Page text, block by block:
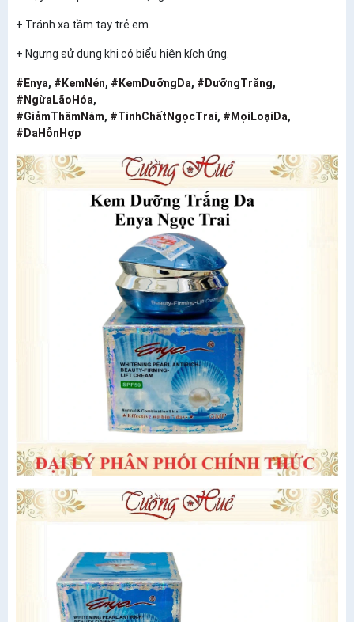
+ Tránh xa tầm tay trẻ em.
+ Ngưng sử dụng khi có biểu hiện kích ứng.
#Enya, #KemNén, #KemDưỡngDa, #DưỡngTrắng,
#NgừaLãoHóa,
#GiảmThâmNám, #TinhChấtNgọcTrai, #MọiLoạiDa,
#DaHỗnHợp